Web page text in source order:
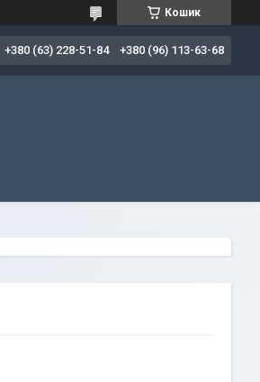
Кошик
+380 (63) 228-51-84 +380 (96) 113-63-68